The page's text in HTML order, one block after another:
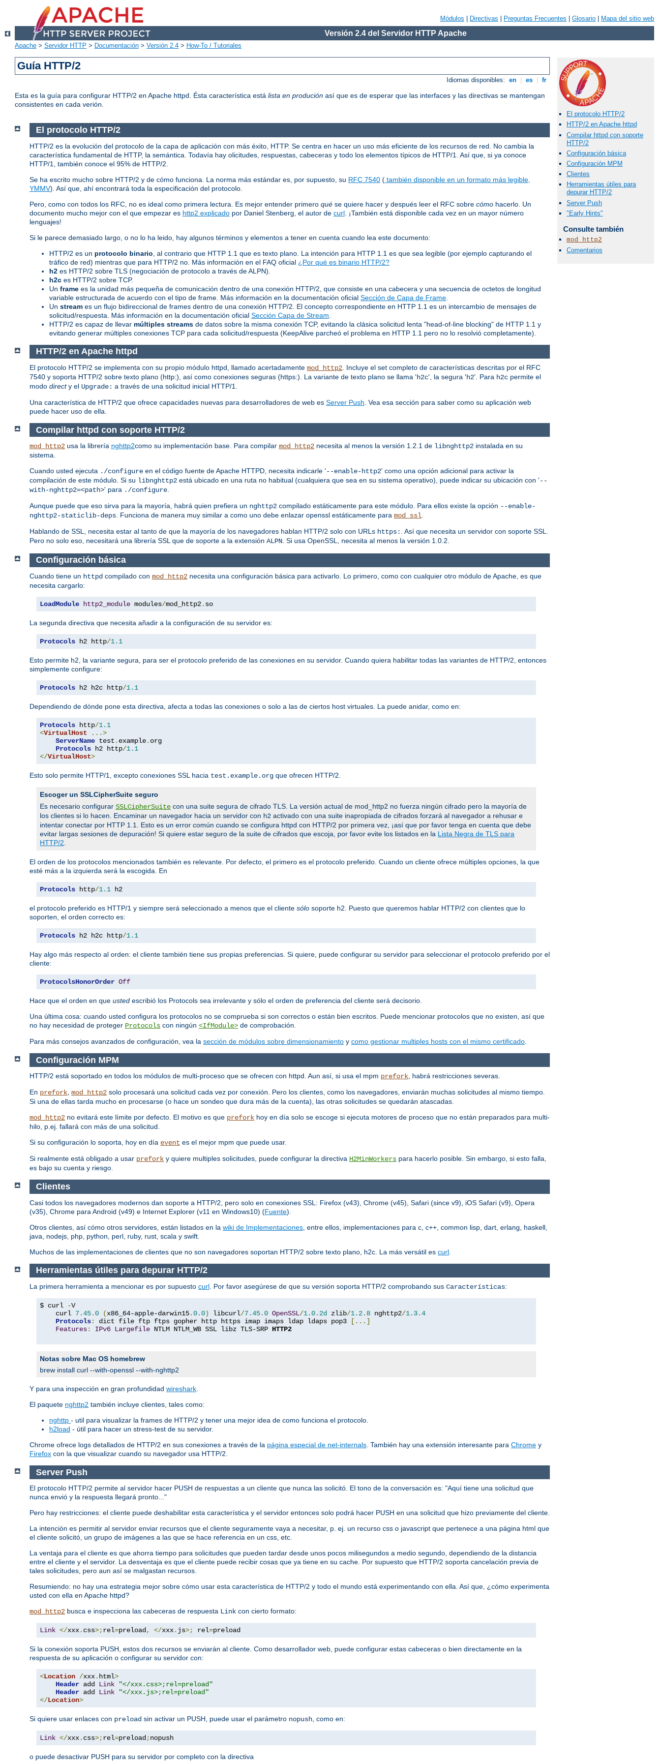
Módulos Directivas Preguntas Frecuentes Glosario Mapa del sitio web
Versión 2.4 del Servidor HTTP Apache
Apache > Servidor HTTP > Documentación > Versión 2.4 > How-To / Tutoriales
Guía HTTP/2
Idiomas disponibles: en es fr
Esta es la guía para configurar HTTP/2 en Apache httpd. Ésta característica está lista en produción así que es de esperar que las interfaces y las directivas se mantengan
consistentes en cada verión.
El protocolo HTTP/2
HTTP/2 en Apache httpd
Compilar httpd con soporte
HTTP/2
Configuración básica
Configuración MPM
Clientes
Herramientas útiles para
depurar HTTP/2
Server Push
"Early Hints"
Consulte también
mod_http2
Comentarios
El protocolo HTTP/2
HTTP/2 es la evolución del protocolo de la capa de aplicación con más éxito, HTTP. Se centra en hacer un uso más eficiente de los recursos de red. No cambia la
característica fundamental de HTTP, la semántica. Todavía hay olicitudes, respuestas, cabeceras y todo los elementos típicos de HTTP/1. Así que, si ya conoce
HTTP/1, también conoce el 95% de HTTP/2.
Se ha escrito mucho sobre HTTP/2 y de cómo funciona. La norma más estándar es, por supuesto, su RFC 7540 ( también disponible en un formato más legible,
YMMV). Así que, ahí encontrará toda la especificación del protocolo.
Pero, como con todos los RFC, no es ideal como primera lectura. Es mejor entender primero qué se quiere hacer y después leer el RFC sobre cómo hacerlo. Un
documento mucho mejor con el que empezar es http2 explicado por Daniel Stenberg, el autor de curl . ¡También está disponible cada vez en un mayor número
lenguajes!
Si le parece demasiado largo, o no lo ha leido, hay algunos términos y elementos a tener en cuenta cuando lea este documento:
HTTP/2 es un protocolo binario , al contrario que HTTP 1.1 que es texto plano. La intención para HTTP 1.1 es que sea legible (por ejemplo capturando el
tráfico de red) mientras que para HTTP/2 no. Más información en el FAQ oficial ¿Por qué es binario HTTP/2?
h2 es HTTP/2 sobre TLS (negociación de protocolo a través de ALPN).
h2c es HTTP/2 sobre TCP.
Un frame es la unidad más pequeña de comunicación dentro de una conexión HTTP/2, que consiste en una cabecera y una secuencia de octetos de longitud
variable estructurada de acuerdo con el tipo de frame. Más información en la documentación oficial Sección de Capa de Frame
Un stream es un flujo bidireccional de frames dentro de una conexión HTTP/2. El concepto correspondiente en HTTP 1.1 es un intercambio de mensajes de
solicitud/respuesta. Más información en la documentación oficial Sección Capa de Stream
HTTP/2 es capaz de llevar múltiples streams de datos sobre la misma conexión TCP, evitando la clásica solicitud lenta "head-of-line blocking" de HTTP 1.1 y
evitando generar múltiples conexiones TCP para cada solicitud/respuesta (KeepAlive parcheó el problema en HTTP 1.1 pero no lo resolvió completamente).
HTTP/2 en Apache httpd
El protocolo HTTP/2 se implementa con su propio módulo httpd, llamado acertadamente mod_http2 . Incluye el set completo de características descritas por el RFC
7540 y soporta HTTP/2 sobre texto plano (http:), así como conexiones seguras (https:). La variante de texto plano se llama 'h2c', la segura 'h2'. Para h2c permite el
modo directy el Upgrade: a través de una solicitud inicial HTTP/1.
Una característica de HTTP/2 que ofrece capacidades nuevas para desarrolladores de web es Server Push . Vea esa sección para saber como su aplicación web
puede hacer uso de ella.
Compilar httpd con soporte HTTP/2
mod_http2 usa la librería nghttp2como su implementación base. Para compilar mod_http2 necesita al menos la versión 1.2.1 de libnghttp2 instalada en su
sistema.
Cuando usted ejecuta ./configure en el código fuente de Apache HTTPD, necesita indicarle '--enable-http2' como una opción adicional para activar la
compilación de este módulo. Si su libnghttp2 está ubicado en una ruta no habitual (cualquiera que sea en su sistema operativo), puede indicar su ubicación con '--
with-nghttp2=<path>' para ./configure.
Aunque puede que eso sirva para la mayoría, habrá quien prefiera un nghttp2 compilado estáticamente para este módulo. Para ellos existe la opción --enable-
nghttp2-staticlib-deps. Funciona de manera muy similar a como uno debe enlazar openssl estáticamente para mod_ssl.
Hablando de SSL, necesita estar al tanto de que la mayoría de los navegadores hablan HTTP/2 solo con URLs https: . Así que necesita un servidor con soporte SSL.
Pero no solo eso, necesitará una librería SSL que de soporte a la extensión ALPN. Si usa OpenSSL, necesita al menos la versión 1.0.2.
Configuración básica
Cuando tiene un httpd compilado con mod_http2 necesita una configuración básica para activarlo. Lo primero, como con cualquier otro módulo de Apache, es que
necesita cargarlo:
LoadModule http2_module modules/mod_http2. so
La segunda directiva que necesita añadir a la configuración de su servidor es:
Protocols h2 http/1.1
Esto permite h2, la variante segura, para ser el protocolo preferido de las conexiones en su servidor. Cuando quiera habilitar todas las variantes de HTTP/2, entonces
simplemente configure:
Protocols h2 h2c http/1.1
Dependiendo de dónde pone esta directiva, afecta a todas las conexiones o solo a las de ciertos host virtuales. La puede anidar, como en:
Protocols http/1.1
<VirtualHost
...>
ServerName test . example. org
Protocols h2 http/1.1
</VirtualHost>
Esto solo permite HTTP/1, excepto conexiones SSL hacia test.example.org que ofrecen HTTP/2.
Escoger un SSLCipherSuite seguro
Es necesario configurar SSLCipherSuite con una suite segura de cifrado TLS. La versión actual de mod_http2 no fuerza ningún cifrado pero la mayoría de
los clientes si lo hacen. Encaminar un navegador hacia un servidor con h2 activado con una suite inapropiada de cifrados forzará al navegador a rehusar e
intentar conectar por HTTP 1.1. Esto es un error común cuando se configura httpd con HTTP/2 por primera vez, ¡así que por favor tenga en cuenta que debe
evitar largas sesiones de depuración! Si quiere estar seguro de la suite de cifrados que escoja, por favor evite los listados en la Lista Negra de TLS para
HTTP/2
El orden de los protocolos mencionados también es relevante. Por defecto, el primero es el protocolo preferido. Cuando un cliente ofrece múltiples opciones, la que
esté más a la izquierda será la escogida. En
Protocols http/1.1 h2
el protocolo preferido es HTTP/1 y siempre será seleccionado a menos que el cliente sólo soporte h2. Puesto que queremos hablar HTTP/2 con clientes que lo
soporten, el orden correcto es:
Protocols h2 h2c http/1.1
Hay algo más respecto al orden: el cliente también tiene sus propias preferencias. Si quiere, puede configurar su servidor para seleccionar el protocolo preferido por el
cliente:
ProtocolsHonorOrder Off
Hace que el orden en que usted escribió los Protocols sea irrelevante y sólo el orden de preferencia del cliente será decisorio.
Una última cosa: cuando usted configura los protocolos no se comprueba si son correctos o están bien escritos. Puede mencionar protocolos que no existen, así que
no hay necesidad de proteger Protocols con ningún <IfModule> de comprobación.
Para más consejos avanzados de configuración, vea la sección de módulos sobre dimensionamiento y como gestionar multiples hosts con el mismo certificado
Configuración MPM
HTTP/2 está soportado en todos los módulos de multi-proceso que se ofrecen con httpd. Aun así, si usa el mpm prefork, habrá restricciones severas.
En prefork, mod_http2 solo procesará una solicitud cada vez por conexión. Pero los clientes, como los navegadores, enviarán muchas solicitudes al mismo tiempo.
Si una de ellas tarda mucho en procesarse (o hace un sondeo que dura más de la cuenta), las otras solicitudes se quedarán atascadas.
mod_http2 no evitará este límite por defecto. El motivo es que prefork hoy en día solo se escoge si ejecuta motores de proceso que no están preparados para multi-
hilo, p.ej. fallará con más de una solicitud.
Si su configuración lo soporta, hoy en día event es el mejor mpm que puede usar.
Si realmente está obligado a usar prefork y quiere multiples solicitudes, puede configurar la directiva H2MinWorkers para hacerlo posible. Sin embargo, si esto falla,
es bajo su cuenta y riesgo.
Clientes
Casi todos los navegadores modernos dan soporte a HTTP/2, pero solo en conexiones SSL: Firefox (v43), Chrome (v45), Safari (since v9), iOS Safari (v9), Opera
(v35), Chrome para Android (v49) e Internet Explorer (v11 en Windows10) (Fuente).
Otros clientes, así cómo otros servidores, están listados en la wiki de Implementaciones , entre ellos, implementaciones para c, c++, common lisp, dart, erlang, haskell,
java, nodejs, php, python, perl, ruby, rust, scala y swift.
Muchos de las implementaciones de clientes que no son navegadores soportan HTTP/2 sobre texto plano, h2c. La más versátil es curl
Herramientas útiles para depurar HTTP/2
La primera herramienta a mencionar es por supuesto curl . Por favor asegúrese de que su versión soporta HTTP/2 comprobando sus Características:
$ curl -V
    curl
7.45.0 (x86_64-apple-darwin15.0.0) libcurl/7.45.0 OpenSSL/1.0. 2d zlib/1.2. 8 nghttp2/1.3.4
Protocols: dict file ftp ftps gopher http https imap imaps ldap ldaps pop3
[...]
Features: IPv6 Largefile NTLM NTLM_WB SSL libz TLS-SRP HTTP2
Notas sobre Mac OS homebrew
brew install curl --with-openssl --with-nghttp2
Y para una inspección en gran profundidad wireshark
El paquete nghttp2 también incluye clientes, tales como:
nghttp - util para visualizar la frames de HTTP/2 y tener una mejor idea de como funciona el protocolo.
h2load - útil para hacer un stress-test de su servidor.
Chrome ofrece logs detallados de HTTP/2 en sus conexiones a través de la página especial de net-internals . También hay una extensión interesante para Chrome y
Firefox con la que visualizar cuando su navegador usa HTTP/2.
Server Push
El protocolo HTTP/2 permite al servidor hacer PUSH de respuestas a un cliente que nunca las solicitó. El tono de la conversación es: "Aquí tiene una solicitud que
nunca envió y la respuesta llegará pronto..."
Pero hay restricciones: el cliente puede deshabilitar esta característica y el servidor entonces solo podrá hacer PUSH en una solicitud que hizo previamente del cliente.
La intención es permitir al servidor enviar recursos que el cliente seguramente vaya a necesitar, p. ej. un recurso css o javascript que pertenece a una página html que
el cliente solicitó, un grupo de imágenes a las que se hace referencia en un css, etc.
La ventaja para el cliente es que ahorra tiempo para solicitudes que pueden tardar desde unos pocos milisegundos a medio segundo, dependiendo de la distancia
entre el cliente y el servidor. La desventaja es que el cliente puede recibir cosas que ya tiene en su cache. Por supuesto que HTTP/2 soporta cancelación previa de
tales solicitudes, pero aun así se malgastan recursos.
Resumiendo: no hay una estrategia mejor sobre cómo usar esta característica de HTTP/2 y todo el mundo está experimentando con ella. Así que, ¿cómo experimenta
usted con ella en Apache httpd?
mod_http2 busca e inspecciona las cabeceras de respuesta Link con cierto formato:
Link </xxx. css>;rel=preload, </xxx. js>; rel=preload
Si la conexión soporta PUSH, estos dos recursos se enviarán al cliente. Como desarrollador web, puede configurar estas cabeceras o bien directamente en la
respuesta de su aplicación o configurar su servidor con:
<Location /xxx. html>
Header add Link
"</xxx.css>;rel=preload"
Header add Link
"</xxx.js>;rel=preload"
</Location>
Si quiere usar enlaces con preload sin activar un PUSH, puede usar el parámetro nopush, como en:
Link </xxx. css>;rel=preload;nopush
o puede desactivar PUSH para su servidor por completo con la directiva